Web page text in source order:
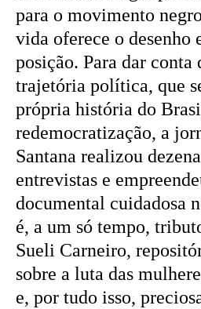
para o movimento
vida oferece o desenho
posição. Para dar conta
trajetória política, que
própria história do
redemocratização, a
Santana realizou
entrevistas e
documental cuidadosa
é, a um só tempo,
Sueli Carneiro,
sobre a luta das
e, por tudo isso,